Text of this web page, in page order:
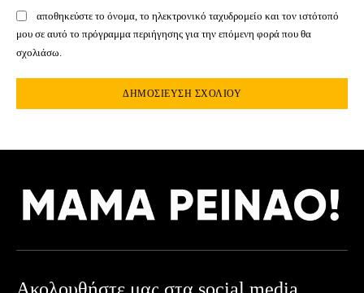
αποθηκεύστε το όνομα, το ηλεκτρονικό ταχυδρομείο και τον ιστότοπό
μου σε αυτό το πρόγραμμα περιήγησης για την επόμενη φορά που θα
σχολιάσω.